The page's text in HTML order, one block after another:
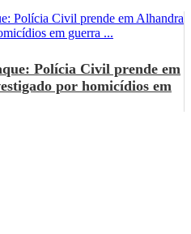
Polícia Civil prende em
por homicídios em